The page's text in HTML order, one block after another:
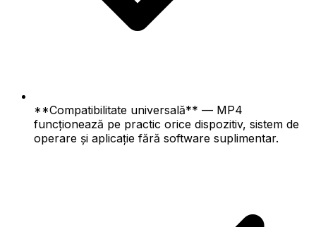
**Compatibilitate universală** — MP4
funcționează pe practic orice dispozitiv, sistem de
operare și aplicație fără software suplimentar.